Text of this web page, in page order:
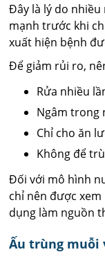
Đây là lý do
mạnh trước khi
xuất hiện bệnh
Để giảm rủi ro,
Rửa nhiều
Ngâm trong
Chỉ cho ăn
Không để
Đối với mô hình
chỉ nên được
dụng làm nguồn
Ấu trùng muỗi